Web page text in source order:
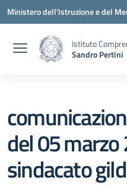
Vai ai contenuti
Vai al menu di navigazione
Vai al footer
Ministero dell'Istruzione e del
Istituto
Sandro Pertini
del 05
sindacato